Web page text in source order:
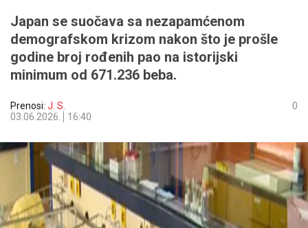
Japan se suočava sa nezapamćenom
demografskom krizom nakon što je prošle
godine broj rođenih pao na istorijski
minimum od 671.236 beba.
Prenosi: J. S.
03.06.2026.
16:40
0